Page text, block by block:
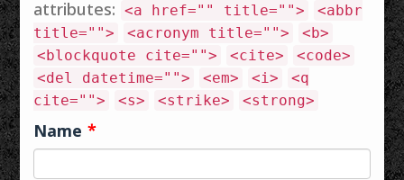
attributes:
<a href="" title="">
<abbr
title="">
<acronym title="">
<b>
<blockquote cite="">
<cite>
<code>
<del datetime="">
<em> <i>
<q
cite="">
<s> <strike> <strong>
Name*